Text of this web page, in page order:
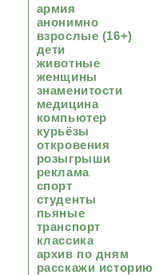
армия
анонимно
взрослые (16+)
дети
животные
женщины
знаменитости
медицина
компьютер
курьёзы
откровения
розыгрыши
реклама
спорт
студенты
пьяные
транспорт
классика
архив по дням
расскажи историю